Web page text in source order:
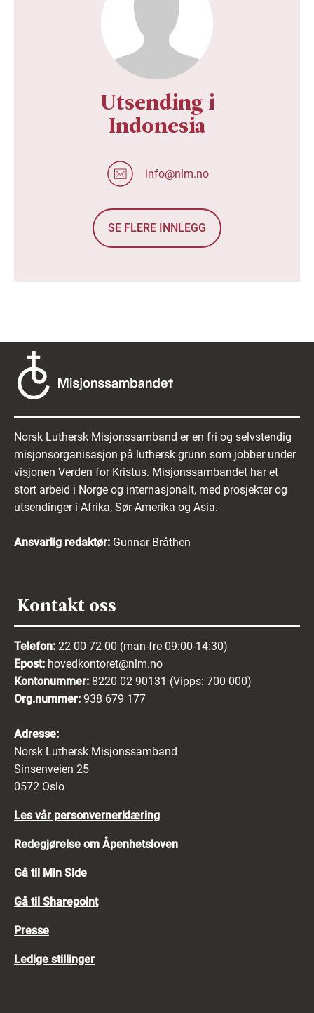
Utsending i
Indonesia
info@nlm.no
SE FLERE INNLEGG
Norsk Luthersk Misjonssamband er en fri og selvstendig
misjonsorganisasjon på luthersk grunn som jobber under
visjonen Verden for Kristus. Misjonssambandet har et
stort arbeid i Norge og internasjonalt, med prosjekter og
utsendinger i Afrika, Sør-Amerika og Asia.
Ansvarlig redaktør: Gunnar Bråthen
Kontakt oss
Telefon: 22 00 72 00 (man-fre 09:00-14:30)
Epost: hovedkontoret@nlm.no
Kontonummer: 8220 02 90131 (Vipps: 700 000)
Org.nummer: 938 679 177
Adresse:
Norsk Luthersk Misjonssamband
Sinsenveien 25
0572 Oslo
Les vår personvernerklæring
Redegjørelse om Åpenhetsloven
Gå til Min Side
Gå til Sharepoint
Presse
Ledige stillinger